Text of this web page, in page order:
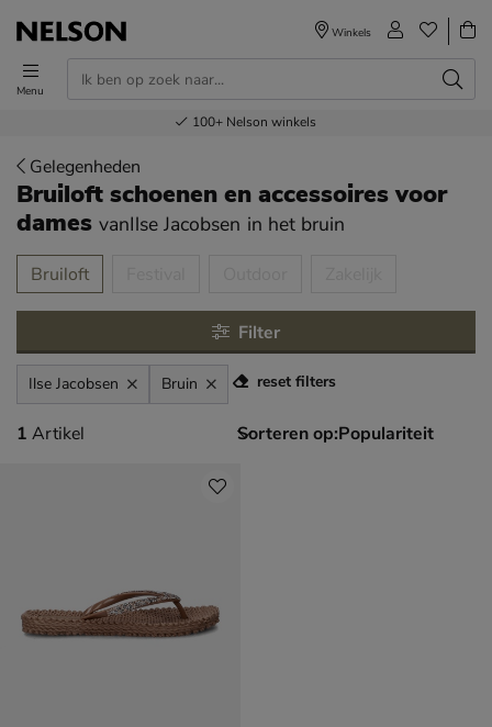
Menu
Winkels
Voor 23.00u besteld,volgende dag in huis
Gratisverzending en retour
Bestel nu,betaal later
100+ Nelson winkels
Gelegenheden
Bruiloft schoenen en accessoires voor
dames vanIlse Jacobsen in het bruin
over
Bruiloft
Filter
Ilse Jacobsen Bruin reset filters
1 artikel
1 Artikel Sorteren op: